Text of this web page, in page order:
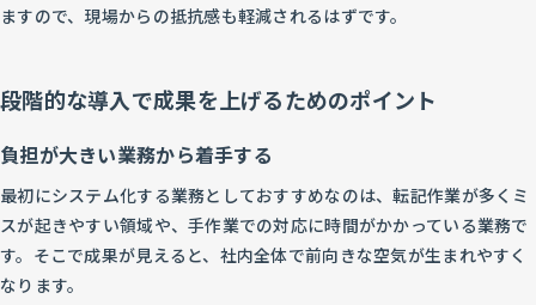
ますので、現場からの抵抗感も軽減されるはずです。
段階的な導入で成果を上げるためのポイント
負担が大きい業務から着手する
最初にシステム化する業務としておすすめなのは、転記作業が多くミ
スが起きやすい領域や、手作業での対応に時間がかかっている業務で
す。そこで成果が見えると、社内全体で前向きな空気が生まれやすく
なります。